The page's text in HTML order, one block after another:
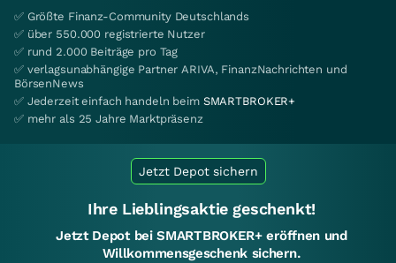
✅ Größte Finanz-Community Deutschlands
✅ über 550.000 registrierte Nutzer
✅ rund 2.000 Beiträge pro Tag
✅ verlagsunabhängige Partner ARIVA, FinanzNachrichten und
BörsenNews
✅ Jederzeit einfach handeln beim SMARTBROKER+
✅ mehr als 25 Jahre Marktpräsenz
Jetzt Depot sichern
Ihre Lieblingsaktie geschenkt!
Jetzt Depot bei SMARTBROKER+ eröffnen und
Willkommensgeschenk sichern.